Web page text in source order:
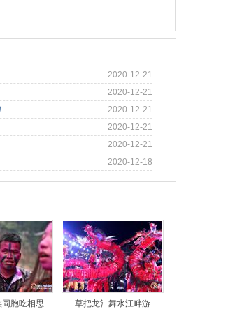
2020-12-21
2020-12-21
2020-12-21
2020-12-21
2020-12-21
2020-12-18
胞吃相思 草把龙氵舞水江畔游